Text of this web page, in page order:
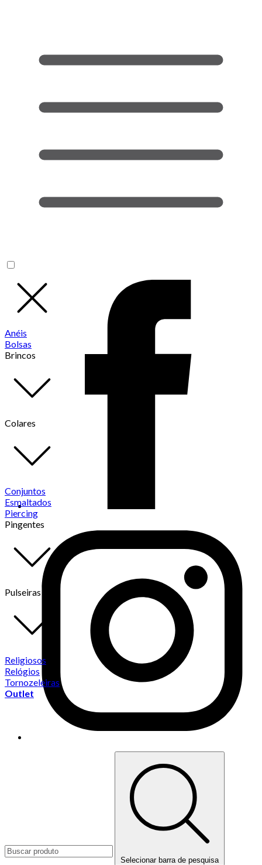
Anéis
Bolsas
Brincos
Colares
Conjuntos
Esmaltados
Piercing
Pingentes
Pulseiras
Religiosos
Relógios
Tornozeleiras
Outlet
Selecionar barra de pesquisa